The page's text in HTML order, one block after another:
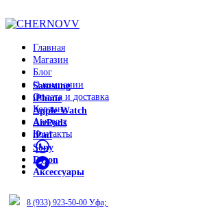
Главная
Магазин
Блог
О компании
Оплата и доставка
Корзина
Аккаунт
Контакты
Samsung
iPhone
Apple Watch
AirPods
iPad
Sony
Dyson
Аксессуары
8 (933) 923-50-00 Уфа;